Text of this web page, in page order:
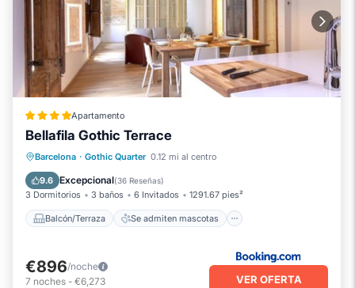
Apartamento
Bellafila Gothic Terrace
Barcelona · Gothic Quarter 0.12 mi al centro
9.6 Excepcional(36 Reseñas)
3 Dormitorios 3 baños 6 Invitados 1291.67 pies²
Balcón/Terraza Se admiten mascotas
Balcón/Terraza
Se admiten mascotas
Aire acondicionado
€896/noche
7 noches - €6,273 VER OFERTA